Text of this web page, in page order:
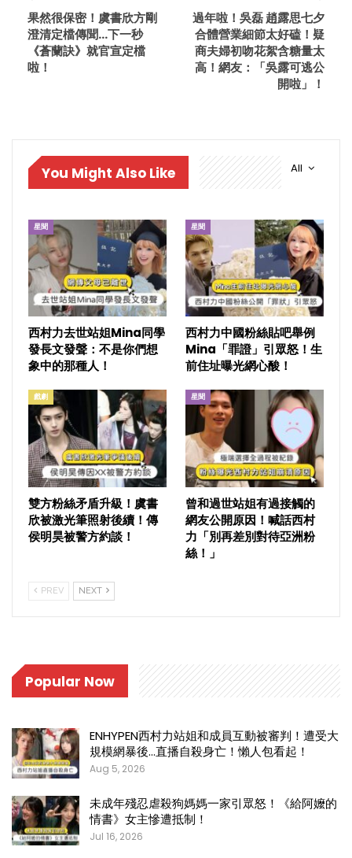
果然很保密！虞書欣方剛
澄清定檔傳聞…下一秒
《蒼蘭訣》就官宣定檔
啦！
過年啦！吳磊 趙露思七夕
合體營業細節太好磕！疑
商夫婦初吻花絮含糖量太
高！網友：「吳露可逃公
開啦」！
All
You Might Also Like
星聞
西村力去世站姐Mina同學
發長文發聲：不是你們想
象中的那種人！
星聞
西村力中國粉絲貼吧舉例
Mina「罪證」引眾怒！生
前住址曝光網心酸！
戲劇
雙方粉絲矛盾升級！虞書
欣被激光筆照射後續！傳
侯明昊被警方約談！
星聞
曾和過世站姐有過接觸的
網友公開原因！喊話西村
力「別再差別對待亞洲粉
絲！」
PREV NEXT
Popular Now
ENHYPEN西村力站姐和成員互動被審判！遭受大
規模網暴後…直播自殺身亡！懶人包看起！
Aug 5, 2026
未成年殘忍虐殺狗媽媽一家引眾怒！《給阿嬤的
情書》女主慘遭抵制！
Jul 16, 2026